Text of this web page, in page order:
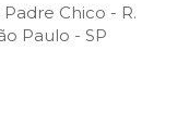
Chico - R.
Paulo - SP